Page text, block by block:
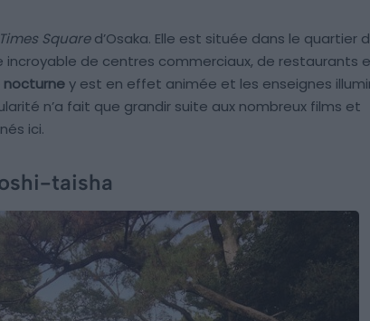
Times Squared’Osaka. Elle est située dans le quartier
incroyable de centres commerciaux, de restaurants
nocturney est en effet animée et les enseignes
n’a fait que grandir suite aux nombreux films et
ici.
taisha